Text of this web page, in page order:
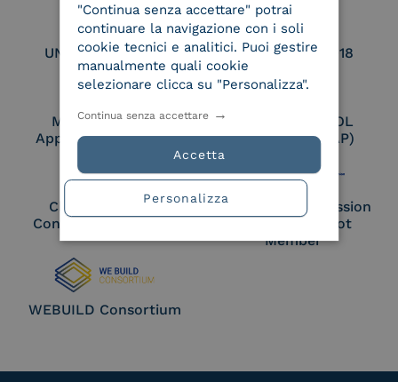
UNI EN ISO 27017 UNI EN ISO 27018
Membro Adobe
Approved Trust List
Certified PEPPOL
Access Point (AP)
Cloud Signature
Consortium Member
European Commission
Large Scale Pilot
Member
WEBUILD Consortium
"Continua senza accettare" potrai
continuare la navigazione con i soli
cookie tecnici e analitici. Puoi gestire
manualmente quali cookie
selezionare clicca su "Personalizza".
Accetta
Continua senza accettare
Personalizza